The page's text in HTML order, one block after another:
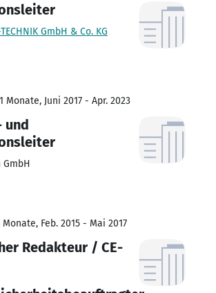
GmbH & Co. KG
Monate, Juni 2017 - Apr. 2023
und
Feb. 2015 - Mai 2017
Redakteur / CE-